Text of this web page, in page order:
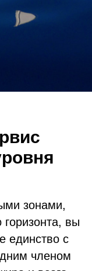
зонами,
вы
единство с
членом